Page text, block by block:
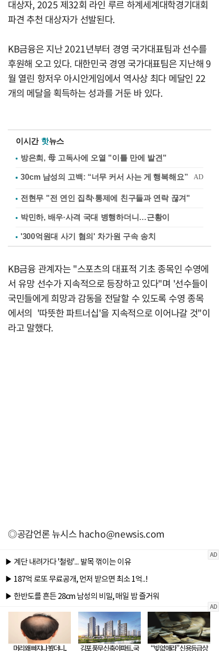
대상자, 2025 제32회 라인 루르 하계세계대학경기대회
파견 추천 대상자가 선발된다.
KB금융은 지난 2021년부터 경영 국가대표팀과 선수를
후원해 오고 있다. 대한민국 경영 국가대표팀은 지난해 9
월 열린 항저우 아시안게임에서 역사상 최다 메달인 22
개의 메달을 획득하는 성과를 거둔 바 있다.
이시간 핫뉴스
방은희, 母 고독사에 오열 "이틀 만에 발견"
전현무 "전 연인 집착·통제에 친구들과 연락 끊겨"
박민하, 배우·사격 국대 병행하더니…근황이
'300억원대 사기 혐의' 차가원 구속 송치
KB금융 관계자는 "스포츠의 대표적 기초 종목인 수영에
서 유망 선수가 지속적으로 등장하고 있다"며 '선수들이
국민들에게 희망과 감동을 전달할 수 있도록 수영 종목
에서의 '따뜻한 파트너십'을 지속적으로 이어나갈 것"이
라고 말했다.
◎공감언론 뉴시스hacho@newsis.com